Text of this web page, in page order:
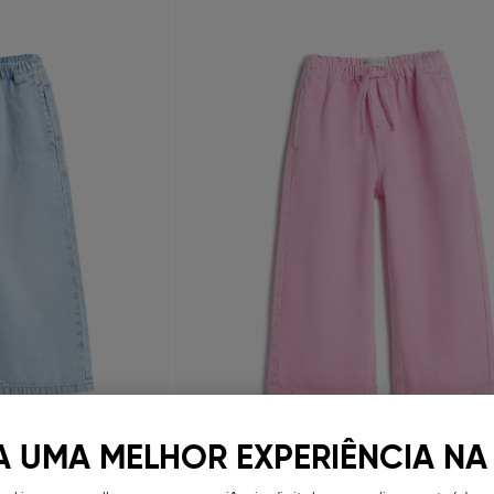
UMA MELHOR EXPERIÊNCIA